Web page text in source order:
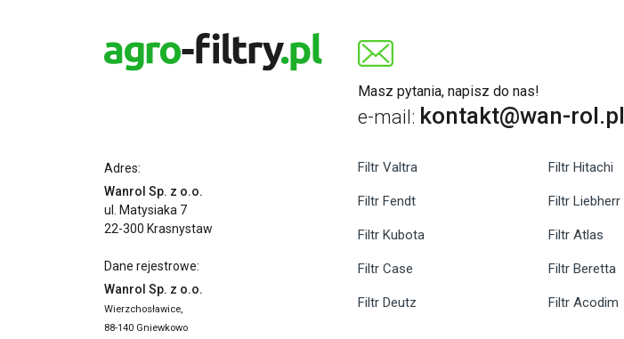
Masz pytania, napisz do nas!
e-mail: kontakt@wan-rol.pl
Adres:
Wanrol Sp. z o.o.
ul. Matysiaka 7
22-300 Krasnystaw
Dane rejestrowe:
Wanrol Sp. z o.o.
Wierzchosławice,
88-140 Gniewkowo
Filtr Valtra
Filtr Fendt
Filtr Kubota
Filtr Case
Filtr Deutz
Filtr Hitachi
Filtr Liebherr
Filtr Atlas
Filtr Beretta
Filtr Acodim